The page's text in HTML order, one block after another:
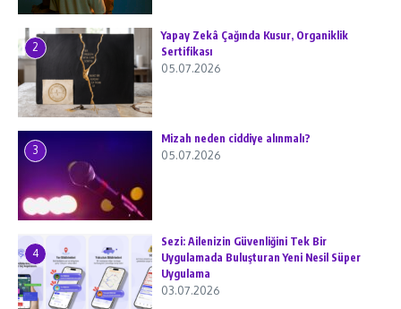
2
Yapay Zekâ Çağında Kusur, Organiklik
Sertifikası
05.07.2026
3
Mizah neden ciddiye alınmalı?
05.07.2026
4
Sezi: Ailenizin Güvenliğini Tek Bir
Uygulamada Buluşturan Yeni Nesil Süper
Uygulama
03.07.2026